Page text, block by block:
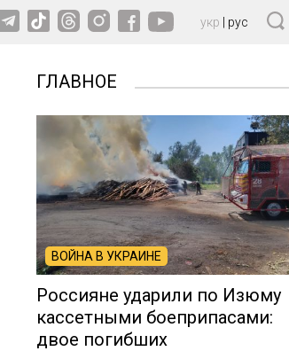
укр рус
ГЛАВНОЕ
ВОЙНА В УКРАИНЕ
Россияне ударили по Изюму
кассетными боеприпасами:
двое погибших